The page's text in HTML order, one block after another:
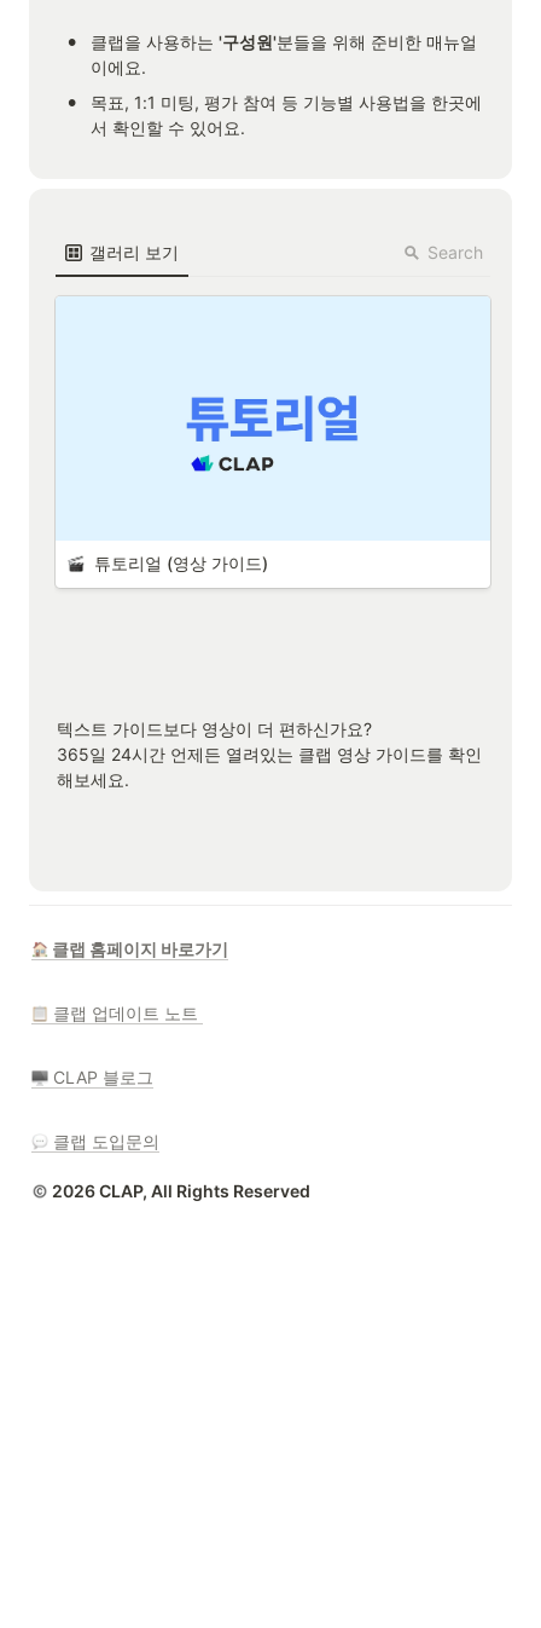
• 클랩을 사용하는 '구성원'분들을 위해 준비한 매뉴얼
이에요.
•
목표, 1:1 미팅, 평가 참여 등 기능별 사용법을 한곳에
서 확인할 수 있어요.
갤러리 보기 Search
  튜토리얼 (영상 가이드)
텍스트 가이드보다 영상이 더 편하신가요?
365일 24시간 언제든 열려있는 클랩 영상 가이드를 확인
해보세요.
클랩 홈페이지 바로가기
클랩 업데이트 노트
CLAP 블로그
클랩 도입문의
2026 CLAP, All Rights Reserved